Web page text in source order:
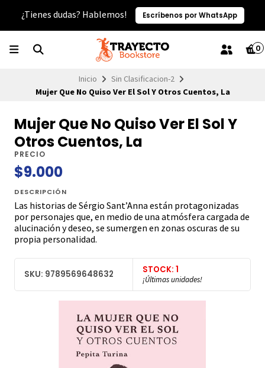
¿Tienes dudas? Hablemos! Escríbenos por WhatsApp
0
Inicio
Sin Clasificacion-2
Mujer Que No Quiso Ver El Sol Y Otros Cuentos, La
Mujer Que No Quiso Ver El Sol Y
Otros Cuentos, La
PRECIO
$9.000
DESCRIPCIÓN
Las historias de Sérgio Sant’Anna están protagonizadas
por personajes que, en medio de una atmósfera cargada de
alucinación y deseo, se sumergen en zonas oscuras de su
propia personalidad.
SKU: 9789569648632 STOCK: 1
¡Últimas unidades!